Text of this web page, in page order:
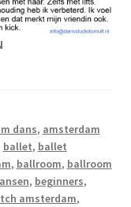
dans, amsterdam
ballet, ballet
, ballroom, ballroom
, beginners,
amsterdam,